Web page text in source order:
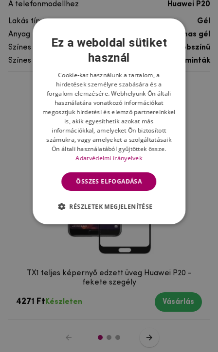
A telefonmodellhez
Huawei P20
Lakás típusa
Gél
Anyag
rugalmas gél
Színes
többszínű
Színes motívum
Egyéb minták
Ne felejtsd el
TX1 teljes képernyő edzett üveg Huawei P20 -
fekete szegély
4271 Ft Készleten Vásárlás
Ez a weboldal sütiket
használ
Cookie-kat használunk a tartalom, a
hirdetések személyre szabására és a
forgalom elemzésére. Webhelyünk Ön általi
használatára vonatkozó információkat
megosztjuk hirdetési és elemző partnereinkkel
is, akik egyesíthetik azokat más
információkkal, amelyeket Ön biztosított
számukra, vagy amelyeket a szolgáltatásaik
Ön általi használatából gyűjtöttek össze.
Adatvédelmi irányelvek
ÖSSZES ELFOGADÁSA
RÉSZLETEK MEGJELENÍTÉSE